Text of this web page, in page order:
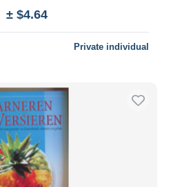
± $4.64
Private individual